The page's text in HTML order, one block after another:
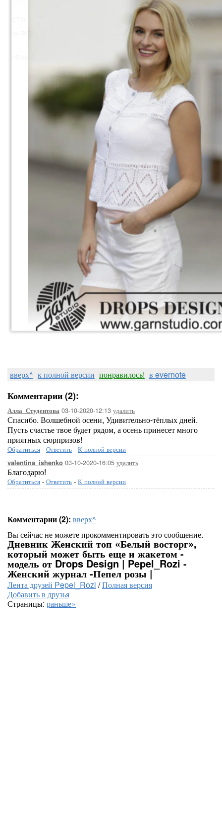
вверх^ к полной версии понравилось! в evernote
Комментарии (2):
Алла_Студентова 03-10-2020-12:13 удалить
Спасибо. Волшебной осени, Удивительно-тёплых дней.
Пусть счастье твое будет рядом, а осень принесет много
приятных сюрпризов!
Обратиться - Ответить - К полной версии
valentina_ishenko 03-10-2020-16:05 удалить
Благодарю!
Обратиться - Ответить - К полной версии
Комментарии (2): вверх^
Вы сейчас не можете прокомментировать это сообщение.
Дневник Женский топ «Белый восторг»,
который может быть еще и жакетом -
модель от Drops Design | Pepel_Rozi -
Женский журнал -Пепел розы |
Лента друзей Pepel_Rozi /Полная версия
Добавить в друзья
Страницы: раньше»